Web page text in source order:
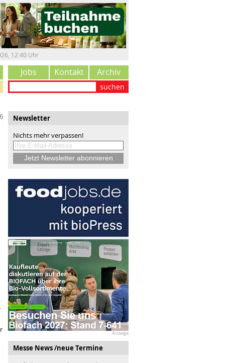
12:40 Uhr
Jobs Kontakt Archiv
suchen
Newsletter
Nichts mehr verpassen!
Anzeige
Messe News /neue Termine